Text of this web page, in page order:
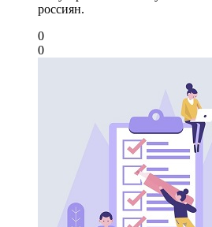
россиян.
0
0